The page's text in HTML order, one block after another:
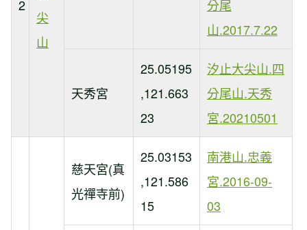
2
尖
山
分尾
山.2017.7.22
天秀宮
25.05195
,121.663
23
汐止大尖山.四
分尾山.天秀
宮.20210501
慈天宮(真
光禪寺前)
25.03153
,121.586
15
南港山.忠義
宮.2016-09-
03